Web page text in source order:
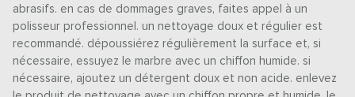
abrasifs. en cas de dommages graves, faites appel à un
polisseur professionnel. un nettoyage doux et régulier est
recommandé. dépoussiérez régulièrement la surface et, si
nécessaire, essuyez le marbre avec un chiffon humide. si
nécessaire, ajoutez un détergent doux et non acide. enlevez